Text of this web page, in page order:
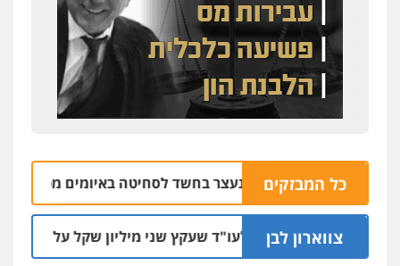
כל המבזקים
נצרת: בן 28 נעצר בחשד לסחיטה באיומים מטלפון שאינו שלו
צווארון לבן
מאסר בפועל לעו"ד שעקץ שני מיליון שקל על דירה השייכת